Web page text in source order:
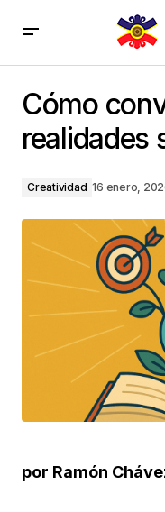
Cómo
realidades
Creatividad 16 enero,
por Ramón